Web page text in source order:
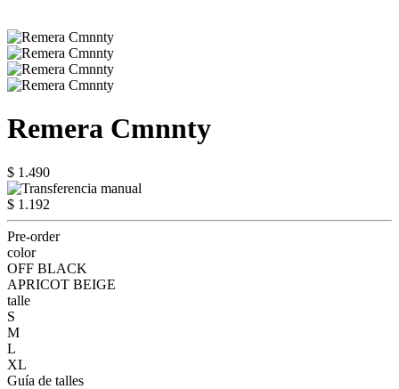
Remera Cmnnty
$ 1.490
$ 1.192
Pre-order
color
OFF BLACK
APRICOT BEIGE
talle
S
M
L
XL
Guía de talles